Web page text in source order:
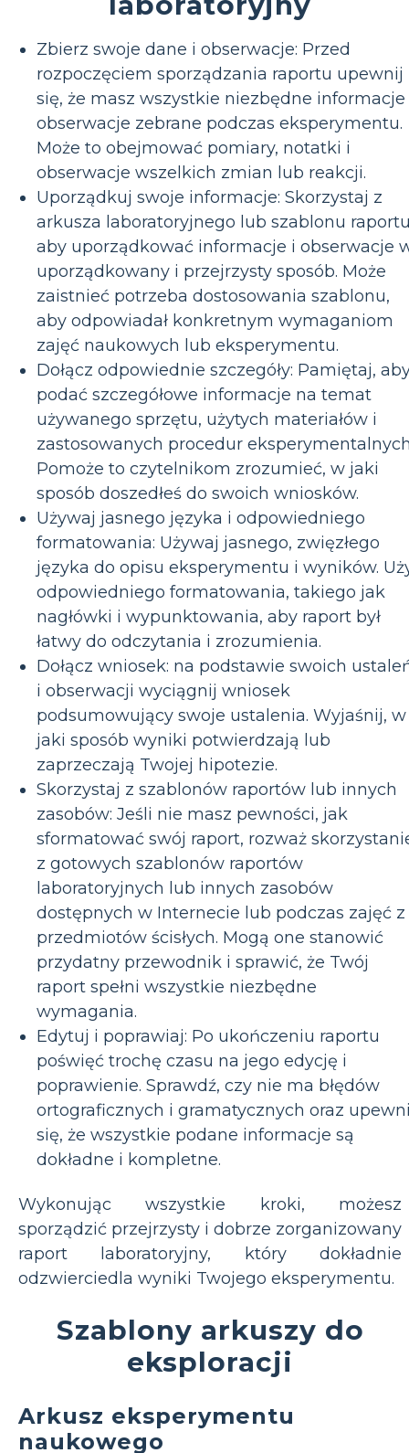
Zbierz swoje dane i obserwacje: Przed
rozpoczęciem sporządzania raportu upewnij
się, że masz wszystkie niezbędne informacje
obserwacje zebrane podczas eksperymentu.
Może to obejmować pomiary, notatki i
obserwacje wszelkich zmian lub reakcji.
Uporządkuj swoje informacje: Skorzystaj z
arkusza laboratoryjnego lub szablonu
aby uporządkować informacje i obserwacje
uporządkowany i przejrzysty sposób. Może
zaistnieć potrzeba dostosowania szablonu,
aby odpowiadał konkretnym wymaganiom
zajęć naukowych lub eksperymentu.
Dołącz odpowiednie szczegóły: Pamiętaj,
podać szczegółowe informacje na temat
używanego sprzętu, użytych materiałów i
zastosowanych procedur
Pomoże to czytelnikom zrozumieć, w jaki
sposób doszedłeś do swoich wniosków.
Używaj jasnego języka i odpowiedniego
formatowania: Używaj jasnego, zwięzłego
języka do opisu eksperymentu i wyników.
odpowiedniego formatowania, takiego jak
nagłówki i wypunktowania, aby raport był
łatwy do odczytania i zrozumienia.
Dołącz wniosek: na podstawie swoich
i obserwacji wyciągnij wniosek
podsumowujący swoje ustalenia. Wyjaśnij, w
jaki sposób wyniki potwierdzają lub
zaprzeczają Twojej hipotezie.
Skorzystaj z szablonów raportów lub innych
zasobów: Jeśli nie masz pewności, jak
sformatować swój raport, rozważ
z gotowych szablonów raportów
laboratoryjnych lub innych zasobów
dostępnych w Internecie lub podczas zajęć z
przedmiotów ścisłych. Mogą one stanowić
przydatny przewodnik i sprawić, że Twój
raport spełni wszystkie niezbędne
wymagania.
Edytuj i poprawiaj: Po ukończeniu raportu
poświęć trochę czasu na jego edycję i
poprawienie. Sprawdź, czy nie ma błędów
ortograficznych i gramatycznych oraz
się, że wszystkie podane informacje są
dokładne i kompletne.
Wykonując wszystkie kroki, możesz
sporządzić przejrzysty i dobrze zorganizowany
raport laboratoryjny, który dokładnie
odzwierciedla wyniki Twojego eksperymentu.
Szablony arkuszy do
eksploracji
Arkusz eksperymentu
naukowego